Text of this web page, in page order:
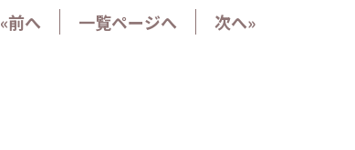
«前へ 一覧ページへ 次へ»